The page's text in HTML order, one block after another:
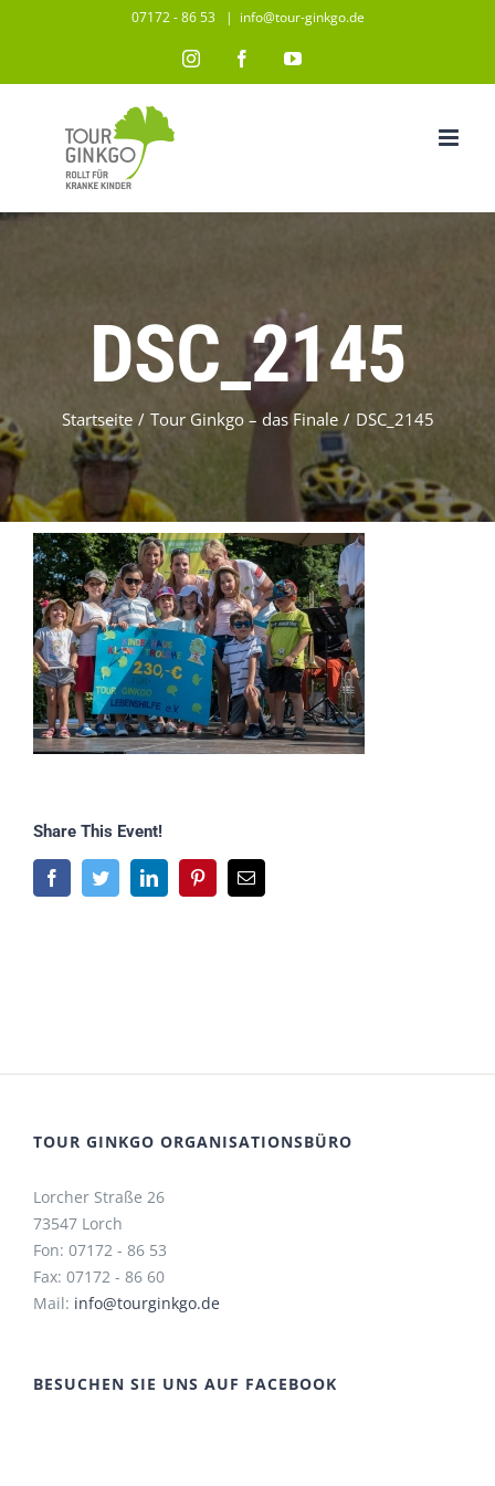
07172 - 86 53 | info@tour-ginkgo.de
InstagramFacebookYouTube
DSC_2145
Startseite / Tour Ginkgo – das Finale / DSC_2145
Share This Event!
FacebookTwitterLinkedInPinterestE-
Mail
TOUR GINKGO ORGANISATIONSBÜRO
Lorcher Straße 26
73547 Lorch
Fon: 07172 - 86 53
Fax: 07172 - 86 60
Mail: info@tourginkgo.de
BESUCHEN SIE UNS AUF FACEBOOK